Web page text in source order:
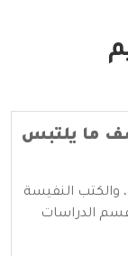
ما يلتبس
والكتب النفيسة
قسم الدراسات